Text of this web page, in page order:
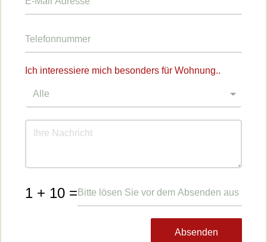
Ich interessiere mich besonders für Wohnung..
1 + 10 =
Absenden